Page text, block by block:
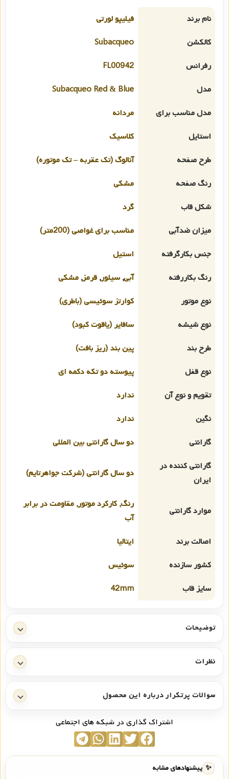
نام برند
فیلیپو لورتی
کالکشن
Subacqueo
رفرانس
FL00942
مدل
Subacqueo Red & Blue
مدل مناسب برای
مردانه
استایل
کلاسیک
طرح صفحه
آنالوگ (تک عقربه – تک موتوره)
رنگ صفحه
مشکی
شکل قاب
گرد
میزان ضدآبی
مناسب برای غواصی (200متر)
جنس بکارگرفته
استیل
رنگ بکاررفته
آبی, سیلور, قرمز, مشکی
نوع موتور
کوارتز سوئیسی (باطری)
نوع شیشه
سافایر (یاقوت کبود)
طرح بند
پین بند (ریز بافت)
نوع قفل
پیوسته دو تکه دکمه ای
تقویم و نوع آن
ندارد
نگین
ندارد
گارانتی
دو سال گارانتی بین المللی
گارانتی کننده در
ایران
دو سال گارانتی (شرکت جواهرتایم)
موارد گارانتی
رنگ, کارکرد موتور, مقاومت در برابر
آب
اصالت برند
ایتالیا
کشور سازنده
سوئیس
سایز قاب
42mm
توضیحات
نظرات
سوالات پرتکرار درباره این محصول
اشتراک گذاری در شبکه های اجتماعی
✨ پیشنهادهای مشابه